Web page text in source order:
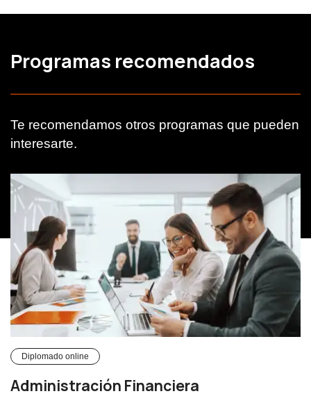
Programas recomendados
Te recomendamos otros programas que pueden
interesarte.
Diplomado online
Administración Financiera